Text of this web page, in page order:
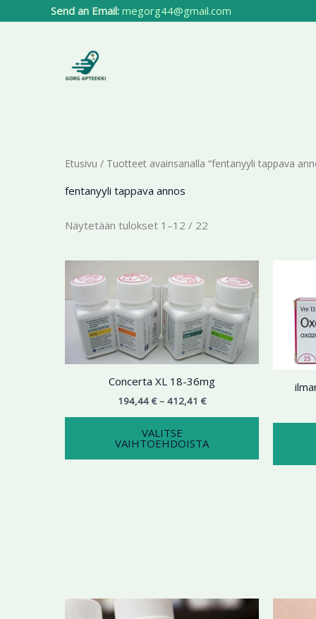
sisältöön
Send an Email: megorg44@gmail.com
Etusivu / Tuotteet avainsanalla “fentanyyli tappava
fentanyyli tappava annos
Näytetään tulokset 1–12 / 22
Concerta XL 18-36mg
194,44€ – 412,41€
194,44 €
412,41 €
VALITSE
VAIHTOEHDOISTA
on
useampi
muunnelma.
sivulla.
Hintaluokka:
176,45 €